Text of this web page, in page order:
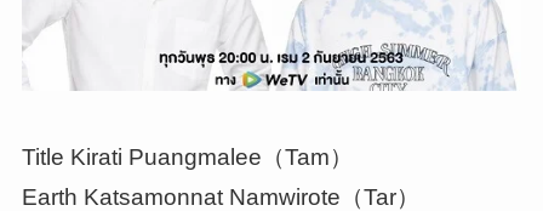
Title Kirati Puangmalee（Tam）
Earth Katsamonnat Namwirote（Tar）